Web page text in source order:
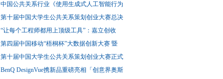
中国公共关系行业《使用生成式人工智能行为
第十届中国大学生公共关系策划创业大赛总决
“让每个工程师都用上顶级工具”：嘉立创收
第四届中国移动“梧桐杯”大数据创新大赛 暨
第十届中国大学生公共关系策划创业大赛正式
BenQ DesignVue携新品重磅亮相「创意界奥斯